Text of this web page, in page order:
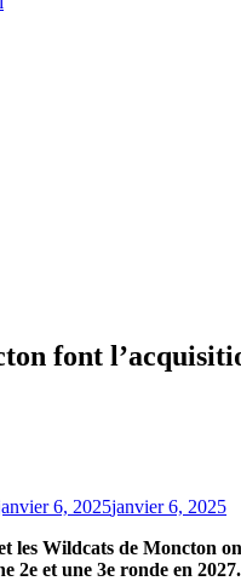
font
6, 2025janvier 6, 2025
les Wildcats de Moncton
2e et une 3e ronde en